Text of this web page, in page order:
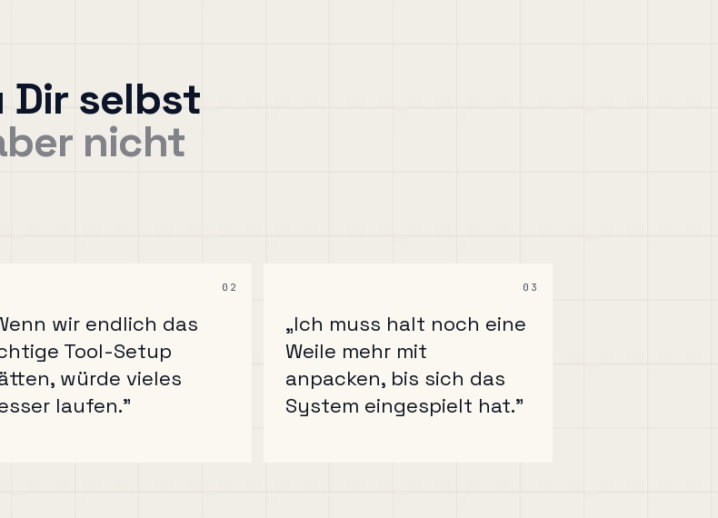
Dir selbst
nicht
02
wir endlich das
Tool-Setup
würde vieles
laufen."
03
„Ich muss halt noch eine
Weile mehr mit
anpacken, bis sich das
System eingespielt hat."